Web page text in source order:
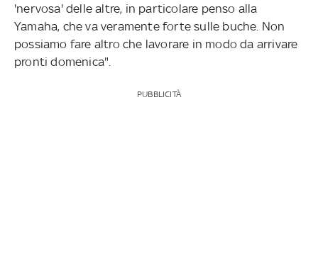
'nervosa' delle altre, in particolare penso alla
Yamaha, che va veramente forte sulle buche. Non
possiamo fare altro che lavorare in modo da arrivare
pronti domenica".
PUBBLICITÀ